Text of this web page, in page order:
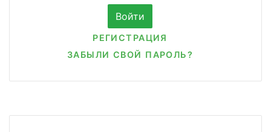
РЕГИСТРАЦИЯ
ЗАБЫЛИ СВОЙ ПАРОЛЬ?